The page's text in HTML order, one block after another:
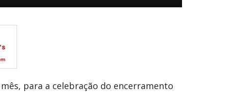
para a celebração do encerramento